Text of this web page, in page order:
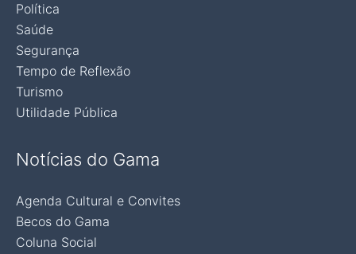
Política
Saúde
Segurança
Tempo de Reflexão
Turismo
Utilidade Pública
Notícias do Gama
Agenda Cultural e Convites
Becos do Gama
Coluna Social